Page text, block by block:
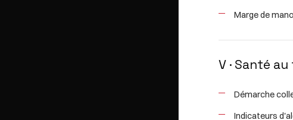
Marge de
V · Santé
Démarche
Indicateurs